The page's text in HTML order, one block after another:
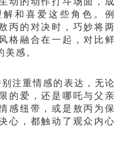
和喜爱这些角色。例
丙的对决时，巧妙将两
格融合在一起，对比鲜
感。
重情感的表达，无论
的爱，还是哪吒与父亲
感纽带，或是敖丙为保
心，都触动了观众内心